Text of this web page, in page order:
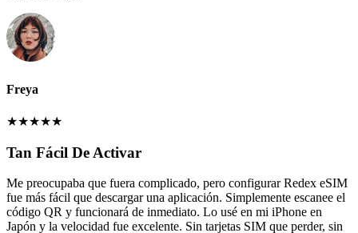
Freya
★★★★★
Tan Fácil De Activar
Me preocupaba que fuera complicado, pero configurar Redex eSIM
fue más fácil que descargar una aplicación. Simplemente escanee el
código QR y funcionará de inmediato. Lo usé en mi iPhone en
Japón y la velocidad fue excelente. Sin tarjetas SIM que perder, sin